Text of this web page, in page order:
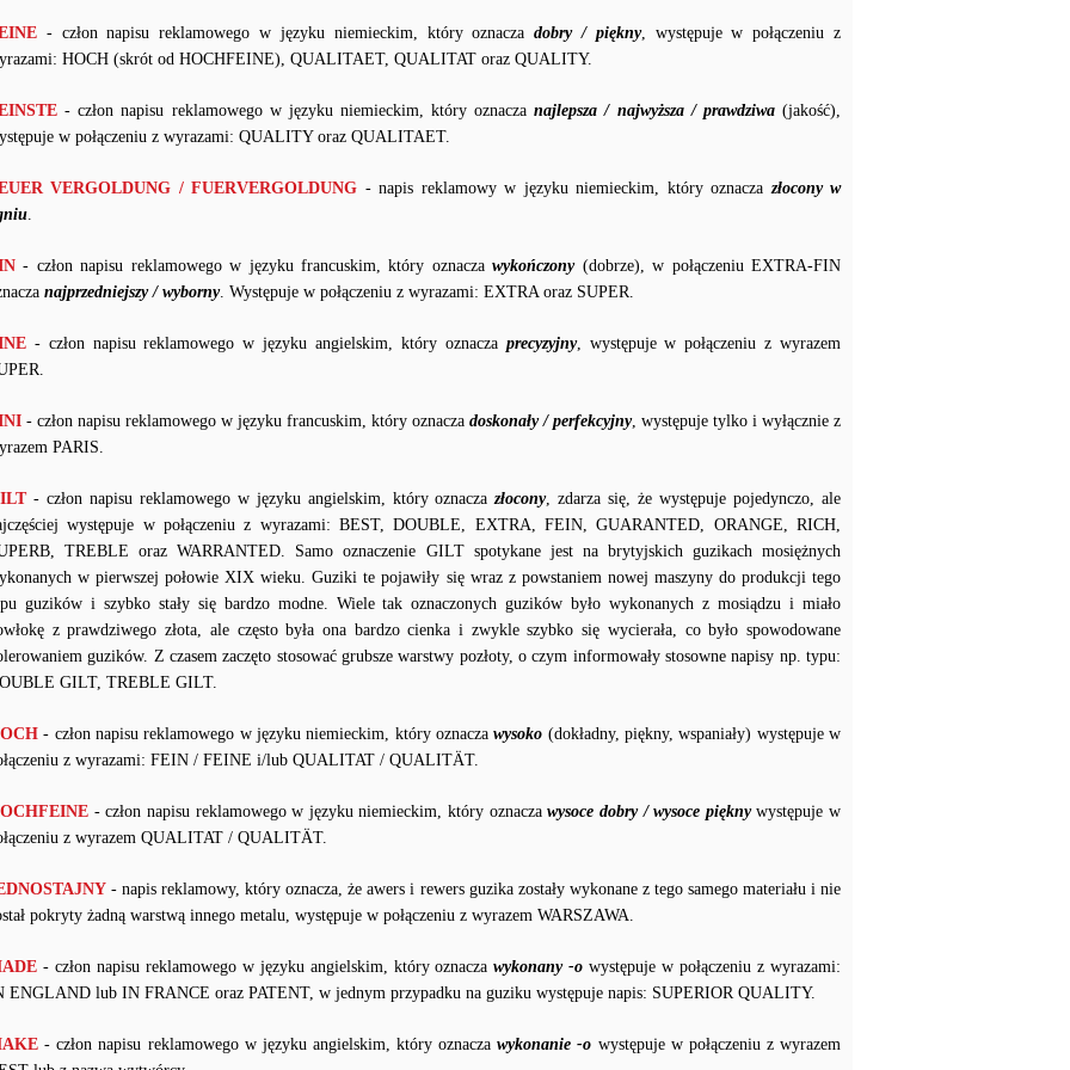
- człon napisu reklamowego w języku niemieckim, który oznaczadobry / piękny, występuje w połączeniu z
HOCH (skrót od HOCHFEINE), QUALITAET, QUALITAT oraz QUALITY.
- człon napisu reklamowego w języku niemieckim, który oznaczanajlepsza / najwyższa / prawdziwa(jakość),
w połączeniu z wyrazami: QUALITY oraz QUALITAET.
VERGOLDUNG / FUERVERGOLDUNG - napis reklamowy w języku niemieckim, który oznaczazłocony w
.
- człon napisu reklamowego w języku francuskim, który oznaczawykończony(dobrze), w połączeniu EXTRA-FIN
najprzedniejszy / wyborny. Występuje w połączeniu z wyrazami: EXTRA oraz SUPER.
- człon napisu reklamowego w języku angielskim, który oznacza precyzyjny, występuje w połączeniu z wyrazem
- człon napisu reklamowego w języku francuskim, który oznacza doskonały / perfekcyjny, występuje tylko i wyłącznie z
PARIS.
- człon napisu reklamowego w języku angielskim, który oznaczazłocony, zdarza się, że występuje pojedynczo, ale
występuje w połączeniu z wyrazami: BEST, DOUBLE, EXTRA, FEIN, GUARANTED, ORANGE, RICH,
TREBLE oraz WARRANTED. Samo oznaczenie GILT spotykane jest na brytyjskich guzikach mosiężnych
w pierwszej połowie XIX wieku. Guziki te pojawiły się wraz z powstaniem nowej maszyny do produkcji tego
guzików i szybko stały się bardzo modne. Wiele tak oznaczonych guzików było wykonanych z mosiądzu i miało
z prawdziwego złota, ale często była ona bardzo cienka i zwykle szybko się wycierała, co było spowodowane
guzików. Z czasem zaczęto stosować grubsze warstwy pozłoty, o czym informowały stosowne napisy np. typu:
GILT, TREBLE GILT.
- człon napisu reklamowego w języku niemieckim, który oznaczawysoko (dokładny, piękny, wspaniały) występuje w
z wyrazami: FEIN / FEINE i/lub QUALITAT / QUALITÄT.
- człon napisu reklamowego w języku niemieckim, który oznaczawysoce dobry / wysoce pięknywystępuje w
z wyrazem QUALITAT / QUALITÄT.
- napis reklamowy, który oznacza, że awers i rewers guzika zostały wykonane z tego samego materiału i nie
pokryty żadną warstwą innego metalu, występuje w połączeniu z wyrazem WARSZAWA.
- człon napisu reklamowego w języku angielskim, który oznaczawykonany -o występuje w połączeniu z wyrazami:
ENGLAND lub IN FRANCE oraz PATENT, w jednym przypadku na guziku występuje napis: SUPERIOR QUALITY.
- człon napisu reklamowego w języku angielskim, który oznaczawykonanie -o występuje w połączeniu z wyrazem